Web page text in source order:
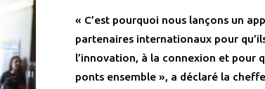
« C’est pourquoi nous lançons un
partenaires internationaux pour
l’innovation, à la connexion et pour
ponts ensemble », a déclaré la